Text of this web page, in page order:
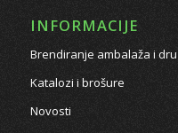
INFORMACIJE
Brendiranje ambalaža i
Katalozi i brošure
Novosti